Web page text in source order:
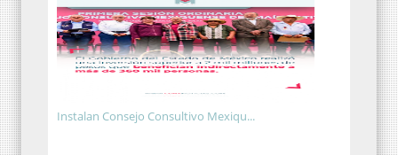
Instalan Consejo Consultivo Mexiqu...